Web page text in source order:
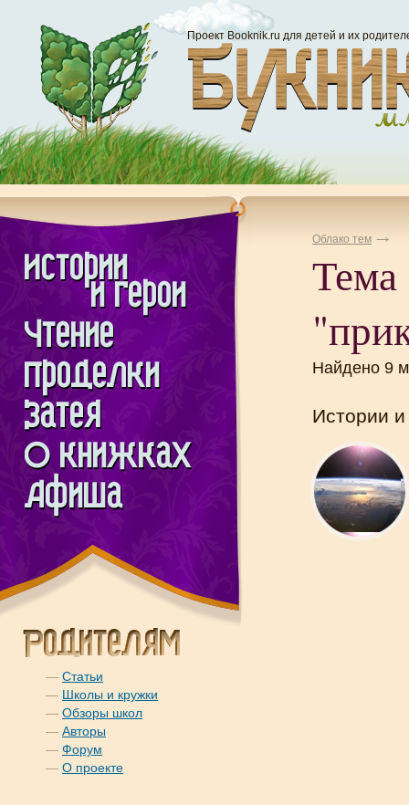
Проект Booknik.ru для детей и их
— Статьи
— Школы и кружки
— Обзоры школ
— Авторы
— Форум
— О проекте
Облако тем
Тема
Найдено 9
Истории и